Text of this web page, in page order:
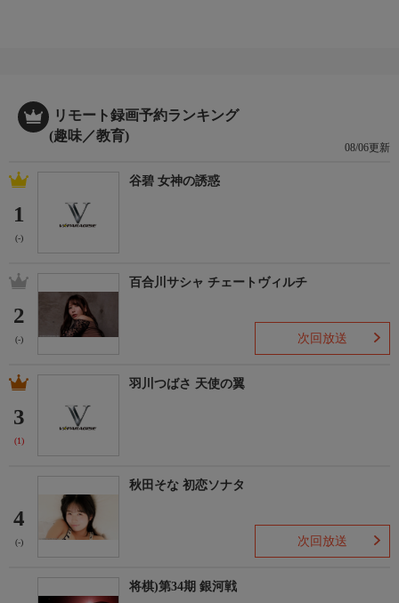
リモート録画予約ランキング
(趣味／教育)
08/06更新
1
(-)
谷碧 女神の誘惑
2
(-)
百合川サシャ チェートヴィルチ
次回放送
3
(1)
羽川つばさ 天使の翼
4
(-)
秋田そな 初恋ソナタ
次回放送
将棋)第34期 銀河戦